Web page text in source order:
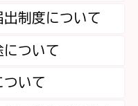
制度について
ついて
いて